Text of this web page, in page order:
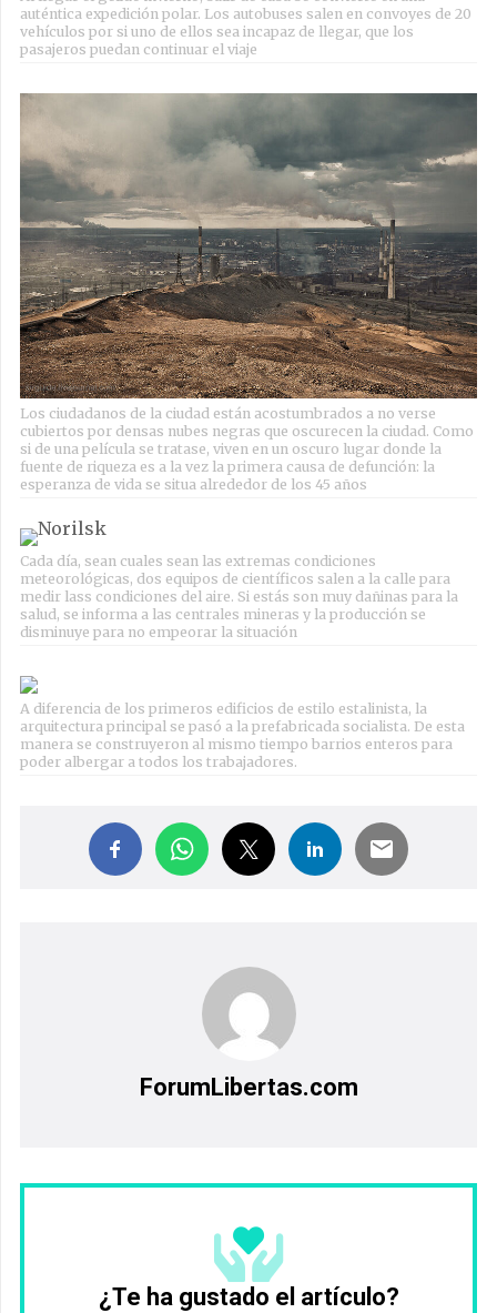
auténtica expedición polar. Los autobuses salen en convoyes de 20
vehículos por si uno de ellos sea incapaz de llegar, que los
pasajeros puedan continuar el viaje
Los ciudadanos de la ciudad están acostumbrados a no verse
cubiertos por densas nubes negras que oscurecen la ciudad. Como
si de una película se tratase, viven en un oscuro lugar donde la
fuente de riqueza es a la vez la primera causa de defunción: la
esperanza de vida se situa alrededor de los 45 años
Cada día, sean cuales sean las extremas condiciones
meteorológicas, dos equipos de científicos salen a la calle para
medir lass condiciones del aire. Si estás son muy dañinas para la
salud, se informa a las centrales mineras y la producción se
disminuye para no empeorar la situación
A diferencia de los primeros edificios de estilo estalinista, la
arquitectura principal se pasó a la prefabricada socialista. De esta
manera se construyeron al mismo tiempo barrios enteros para
poder albergar a todos los trabajadores.
ForumLibertas.com
¿Te ha gustado el artículo?